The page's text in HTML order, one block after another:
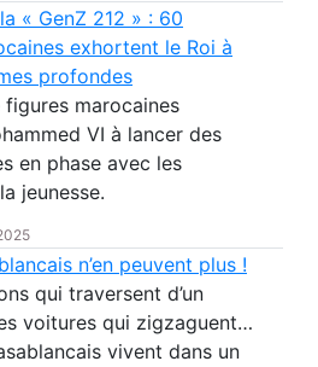
« GenZ 212 » : 60
exhortent le Roi à
profondes
marocaines
VI à lancer des
en phase avec les
jeunesse.
n’en peuvent plus !
qui traversent d’un
voitures qui zigzaguent…
vivent dans un